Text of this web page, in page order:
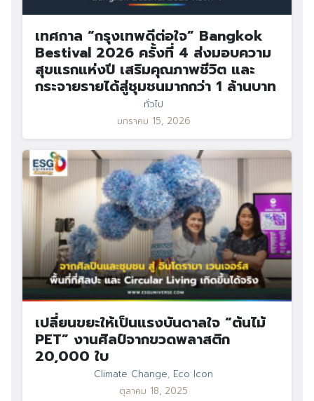
เทศกาล “กรุงเทพดีต่อใจ” Bangkok
Bestival 2026 ครั้งที่ 4 ส่งมอบความ
สุขแรกแห่งปี เสริมคุณภาพชีวิต และ
กระจายรายได้สู่ชุมชนมากกว่า 1 ล้านบาท
ทั่วไป
มกราคม 15, 2026
เปลี่ยนขยะให้เป็นแรงบันดาลใจ “ต้นไม้
PET” งานศิลป์จากขวดพลาสติก
20,000 ใบ
Climate Change, Eco Icon
ตุลาคม 18, 2025